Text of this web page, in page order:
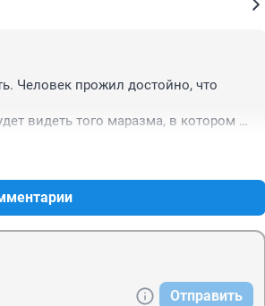
Человек прожил достойно, что
видеть того маразма, в котором
Отправить